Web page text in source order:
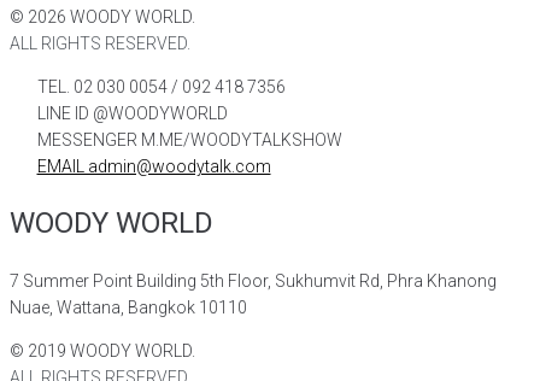
© 2026 WOODY WORLD.
ALL RIGHTS RESERVED.
TEL. 02 030 0054 / 092 418 7356
LINE ID @WOODYWORLD
MESSENGER M.ME/WOODYTALKSHOW
EMAIL admin@woodytalk.com
WOODY WORLD
7 Summer Point Building 5th Floor, Sukhumvit Rd, Phra Khanong
Nuae, Wattana, Bangkok 10110
© 2019 WOODY WORLD.